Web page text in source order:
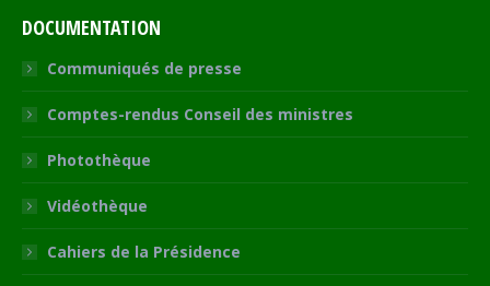
DOCUMENTATION
Communiqués de presse
Comptes-rendus Conseil des ministres
Photothèque
Vidéothèque
Cahiers de la Présidence